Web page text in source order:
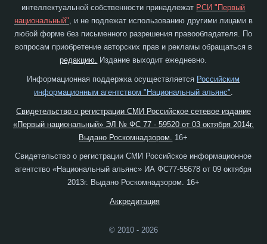
интеллектуальной собственности принадлежат РСИ "Первый
национальный", и не подлежат использованию другими лицами в
любой форме без письменного разрешения правообладателя. По
вопросам приобретение авторских прав и рекламы обращаться в
редакцию. Издание выходит ежедневно.
Информационная поддержка осуществляется Российским
информационным агентством "Национальный альянс"
Свидетельство о регистрации СМИ Российское сетевое издание
«Первый национальный» ЭЛ № ФС 77 - 59520 от 03 октября 2014г.
Выдано Роскомнадзором.
16+
Свидетельство о регистрации СМИ Российское информационное
агентство «Национальный альянс» ИА ФС77-55678 от 09 октября
2013г. Выдано Роскомнадзором. 16+
Аккредитация
© 2010 - 2026